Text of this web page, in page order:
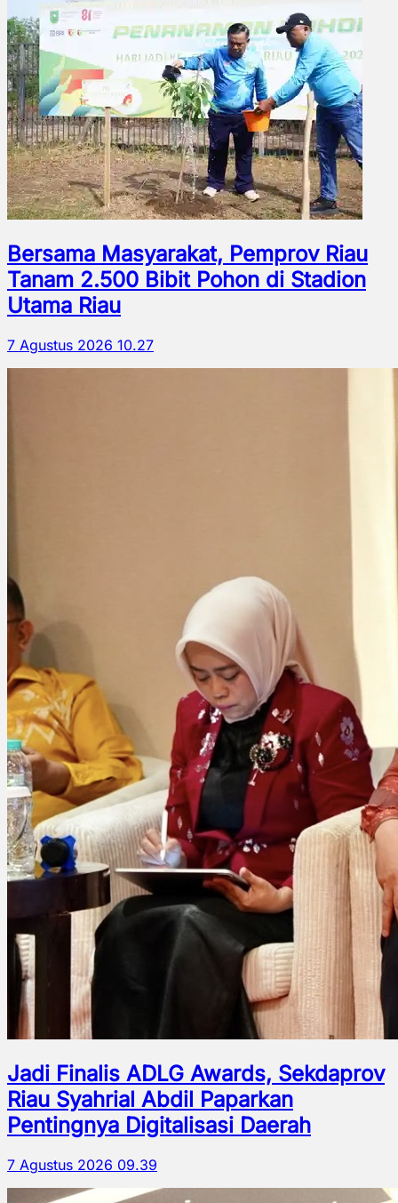
Bersama Masyarakat, Pemprov Riau
Tanam 2.500 Bibit Pohon di Stadion
Utama Riau
7 Agustus 2026 10.27
Jadi Finalis ADLG Awards, Sekdaprov
Riau Syahrial Abdil Paparkan
Pentingnya Digitalisasi Daerah
7 Agustus 2026 09.39